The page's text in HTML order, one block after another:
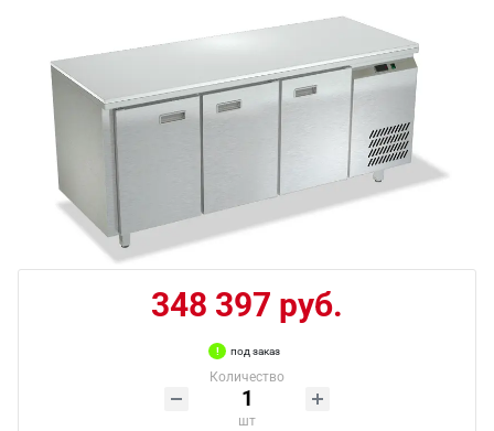
348 397 руб.
под заказ
Количество
шт